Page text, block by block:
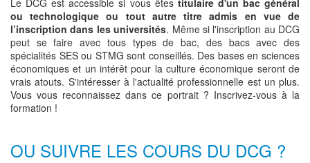
ou technologique ou tout autre titre admis en vue de
l’inscription dans les universités. Même si l'inscription au DCG
peut se faire avec tous types de bac, des bacs avec des
spécialités SES ou STMG sont conseillés. Des bases en sciences
économiques et un intérêt pour la culture économique seront de
vrais atouts. S'intéresser à l'actualité professionnelle est un plus.
Vous vous reconnaissez dans ce portrait ? Inscrivez-vous à la
formation !
OU SUIVRE LES COURS DU DCG ?